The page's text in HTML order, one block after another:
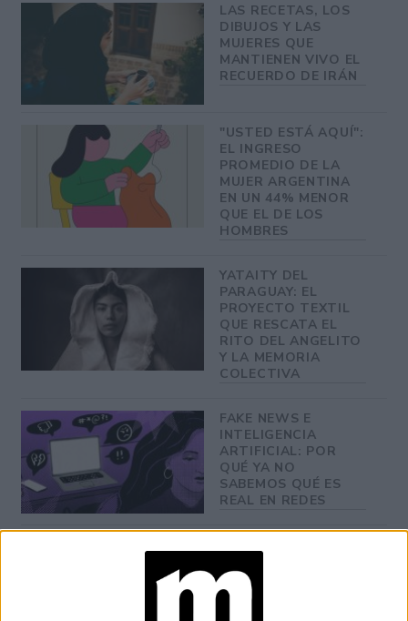
LAS RECETAS, LOS
DIBUJOS Y LAS
MUJERES QUE
MANTIENEN VIVO EL
RECUERDO DE IRÁN
"USTED ESTÁ AQUÍ":
EL INGRESO
PROMEDIO DE LA
MUJER ARGENTINA
EN UN 44% MENOR
QUE EL DE LOS
HOMBRES
YATAITY DEL
PARAGUAY: EL
PROYECTO TEXTIL
QUE RESCATA EL
RITO DEL ANGELITO
Y LA MEMORIA
COLECTIVA
FAKE NEWS E
INTELIGENCIA
ARTIFICIAL: POR
QUÉ YA NO
SABEMOS QUÉ ES
REAL EN REDES
TAMBIÉN TE PUEDE INTERESAR: LA